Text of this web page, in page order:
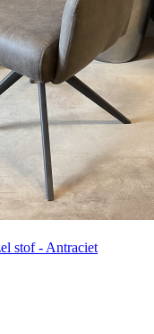
stof - Antraciet